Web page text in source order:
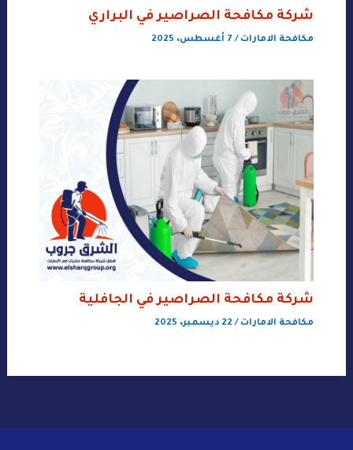
شركة مكافحة الصراصير في البراري
مكافحة الامارات / 7 أغسطس، 2025
شركة مكافحة الصراصير في الجافلية
مكافحة الامارات / 22 ديسمبر، 2025